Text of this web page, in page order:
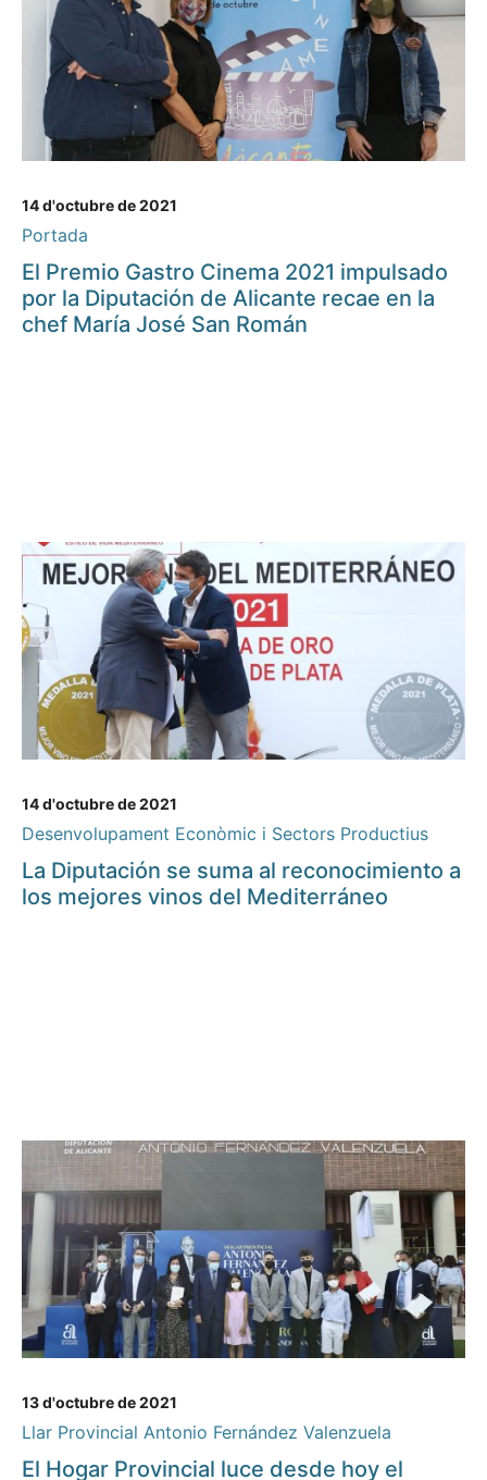
14 d'octubre de 2021
Portada
El Premio Gastro Cinema 2021 impulsado
por la Diputación de Alicante recae en la
chef María José San Román
14 d'octubre de 2021
Desenvolupament Econòmic i Sectors Productius
La Diputación se suma al reconocimiento a
los mejores vinos del Mediterráneo
13 d'octubre de 2021
Llar Provincial Antonio Fernández Valenzuela
El Hogar Provincial luce desde hoy el